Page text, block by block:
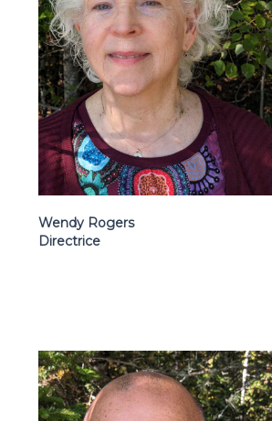
Wendy Rogers
Directrice